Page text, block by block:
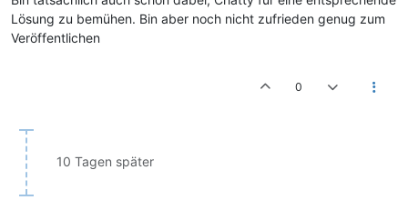
Lösung zu bemühen. Bin aber noch nicht zufrieden genug zum
Veröffentlichen
0
10 Tagen später